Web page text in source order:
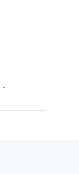
".